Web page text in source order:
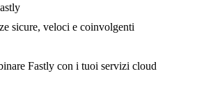
sicure, veloci e coinvolgenti
Fastly con i tuoi servizi cloud